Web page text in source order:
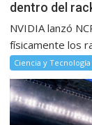
dentro del
NVIDIA lanzó
físicamente los
Ciencia y Tecnología